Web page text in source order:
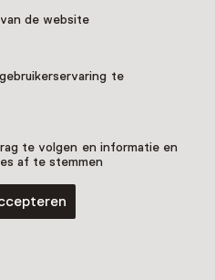
de website
te
te volgen en informatie en
af te stemmen
Schatten'
meerdere